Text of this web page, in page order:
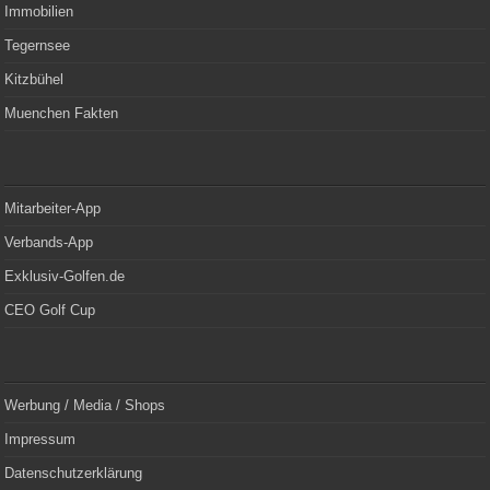
Immobilien
Tegernsee
Kitzbühel
Muenchen Fakten
Mitarbeiter-App
Verbands-App
Exklusiv-Golfen.de
CEO Golf Cup
Werbung / Media / Shops
Impressum
Datenschutzerklärung